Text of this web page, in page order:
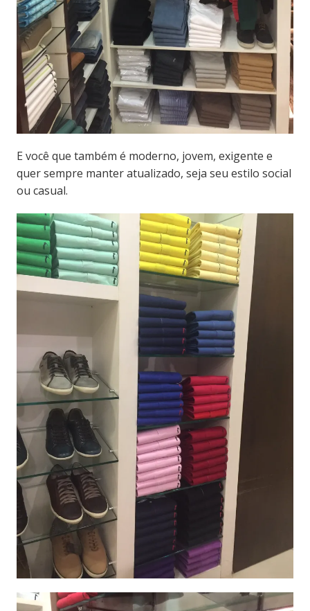
E você que também é moderno, jovem, exigente e
quer sempre manter atualizado, seja seu estilo social
ou casual.